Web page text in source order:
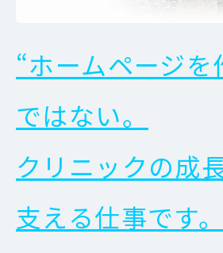
“ホームページを
ではない。
クリニックの成
支える仕事です。